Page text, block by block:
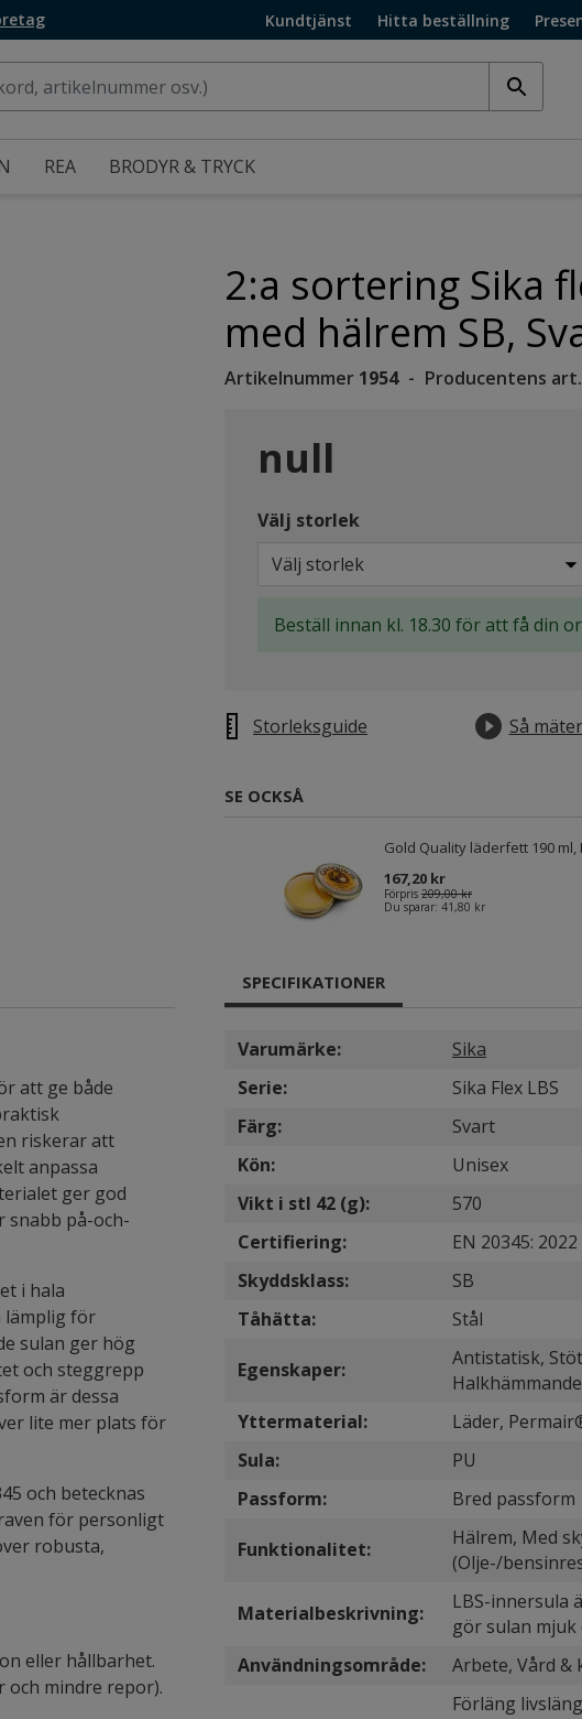
Kundtjänst Hitta beställning
REA BRODYR & TRYCK
2:a sortering Sika
med hälrem SB,
Artikelnummer 1954 Producentens
null
Välj storlek
Välj storlek
Beställ innan kl. 18.30 för att få din
Storleksguide Så
SE OCKSÅ
Gold Quality läderfett 190 ml,
167,20 kr
Förpris 209,00 kr
Du sparar: 41,80 kr
att ge både
riskerar att
anpassa
ger god
snabb på-och-
i hala
lämplig för
sulan ger hög
och steggrepp
är dessa
lite mer plats för
och betecknas
för personligt
robusta,
eller hållbarhet.
och mindre repor).
SPECIFIKATIONER
Varumärke:
Sika
Serie:
Sika Flex LBS
Färg:
Svart
Kön:
Unisex
Vikt i stl 42 (g):
570
Certifiering:
EN 20345:
Skyddsklass:
SB
Tåhätta:
Stål
Egenskaper:
Antistatisk,
Yttermaterial:
Läder,
Sula:
PU
Passform:
Bred passform
Funktionalitet:
Hälrem, Med
(Olje-/
Materialbeskrivning:
LBS-innersula
gör sulan
Användningsområde:
Arbete, Vård &
Förläng